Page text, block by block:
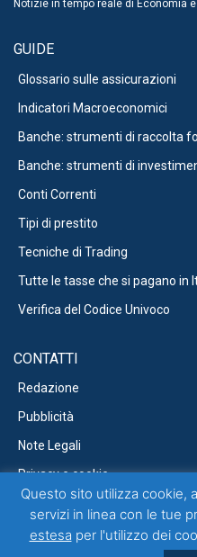
Notizie in tempo reale di Economia
GUIDE
Glossario sulle assicurazioni
Indicatori Macroeconomici
Banche: strumenti di raccolta
Banche: strumenti di
Conti Correnti
Tipi di prestito
Tecniche di Trading
Tutte le tasse che si pagano in
Verifica del Codice Univoco
CONTATTI
Redazione
Pubblicità
Note Legali
Privacy e cookie
Questo blog non rappresenta
Questo sito utilizza cookie,
servizi in linea con le tue
estesa per l'utilizzo dei